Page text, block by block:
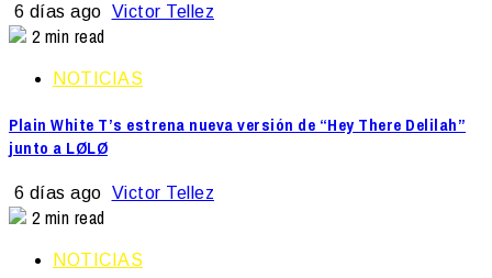
6 días ago Victor Tellez
2 min read
NOTICIAS
Plain White T’s estrena nueva versión de “Hey There Delilah”
junto a LØLØ
6 días ago Victor Tellez
2 min read
NOTICIAS